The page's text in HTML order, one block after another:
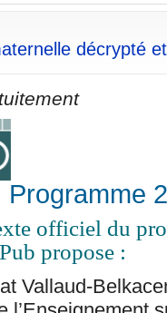
décrypté
Programme
officiel du
propose :
Vallaud-